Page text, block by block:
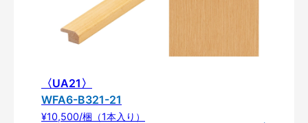
〈UA21〉
WFA6-B321-21
¥10,500/梱（1本入り）